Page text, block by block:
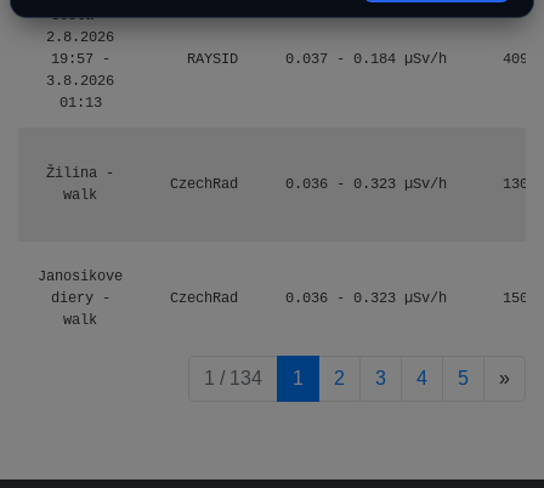
Cesta -
2.8.2026
19:57 -
3.8.2026
01:13
RAYSID 0.037 - 0.184 µSv/h 4097
Žilina -
walk
CzechRad 0.036 - 0.323 µSv/h 1303
Janosikove
diery -
walk
CzechRad 0.036 - 0.323 µSv/h 1507
1 / 134 1 2 3 4 5 »